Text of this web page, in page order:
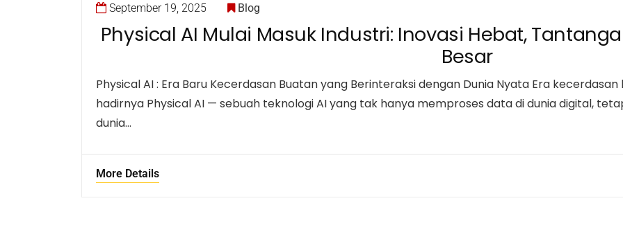
September 19, 2025 Blog
Physical AI Mulai Masuk Industri: Inovasi Hebat,
Besar
Physical AI : Era Baru Kecerdasan Buatan yang Berinteraksi dengan Dunia Nyata Era
hadirnya Physical AI — sebuah teknologi AI yang tak hanya memproses data di dunia digital,
dunia…
More Details